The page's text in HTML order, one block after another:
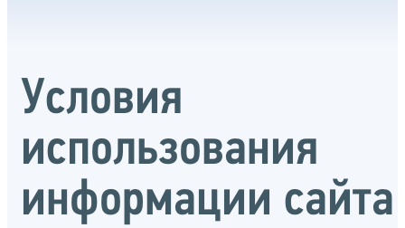
Условия
использования
информации сайта